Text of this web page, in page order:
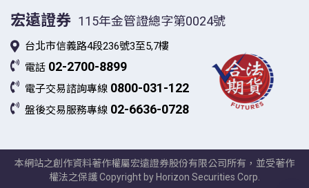
宏遠證券 115年金管證總字第0024號
台北市信義路4段236號3至5,7樓
電話 02-2700-8899
電子交易諮詢專線 0800-031-122
盤後交易服務專線 02-6636-0728
本網站之創作資料著作權屬宏遠證券股份有限公司所有，並受著作
權法之保護 Copyright by Horizon Securities Corp.